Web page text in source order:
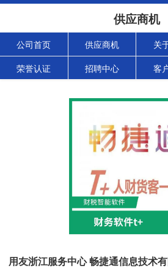
供应商机
公司首页 供应商机 关
荣誉认证 招聘中心 客
用友浙江服务中心 畅捷通信息技术